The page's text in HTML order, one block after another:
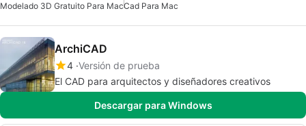
Modelado 3D Gratuito Para MacCad Para Mac
ArchiCAD
4 Versión de prueba
El CAD para arquitectos y diseñadores creativos
Descargar para Windows